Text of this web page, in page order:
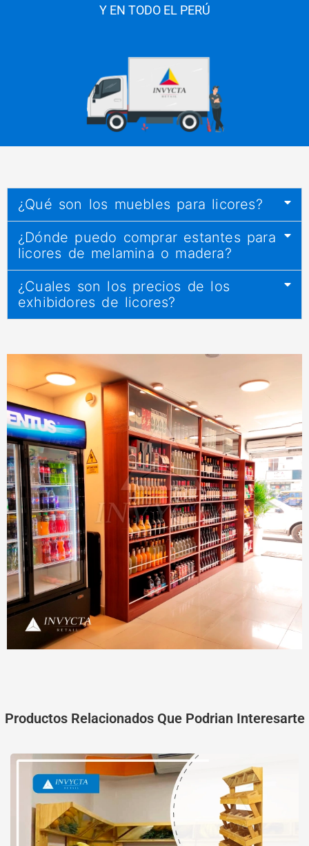
Y EN TODO EL PERÚ
¿Qué son los muebles para licores?
¿Dónde puedo comprar estantes para
licores de melamina o madera?
¿Cuales son los precios de los
exhibidores de licores?
Productos Relacionados Que Podrian Interesarte